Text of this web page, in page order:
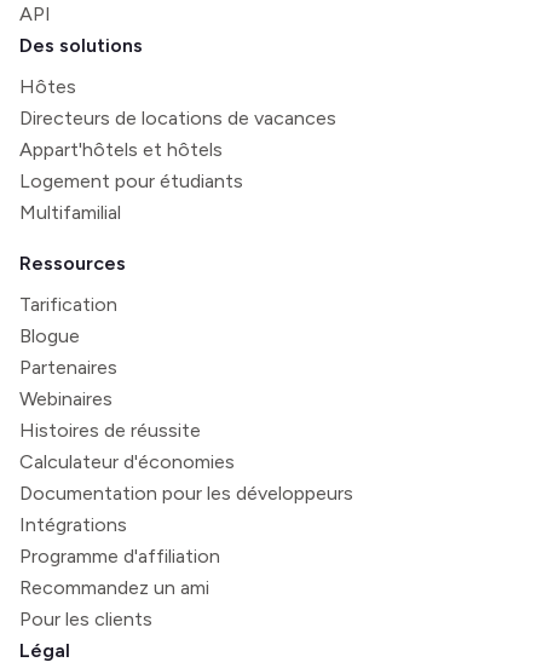
API
Des solutions
Hôtes
Directeurs de locations de vacances
Appart'hôtels et hôtels
Logement pour étudiants
Multifamilial
Ressources
Tarification
Blogue
Partenaires
Webinaires
Histoires de réussite
Calculateur d'économies
Documentation pour les développeurs
Intégrations
Programme d'affiliation
Recommandez un ami
Pour les clients
Légal